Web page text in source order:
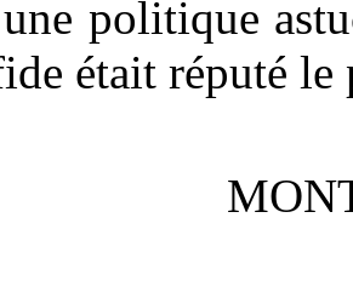
politique
était réputé le